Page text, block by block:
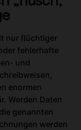
nur flüchtiger
fehlerhafte
und
enormen
Werden Daten
genannten
werden